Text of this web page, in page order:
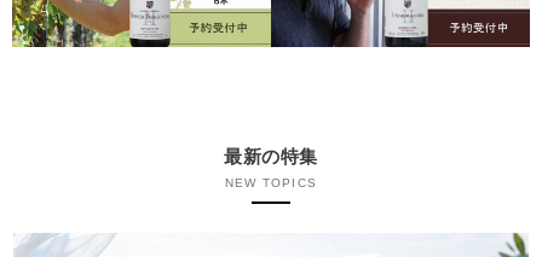
最新の特集
NEW TOPICS